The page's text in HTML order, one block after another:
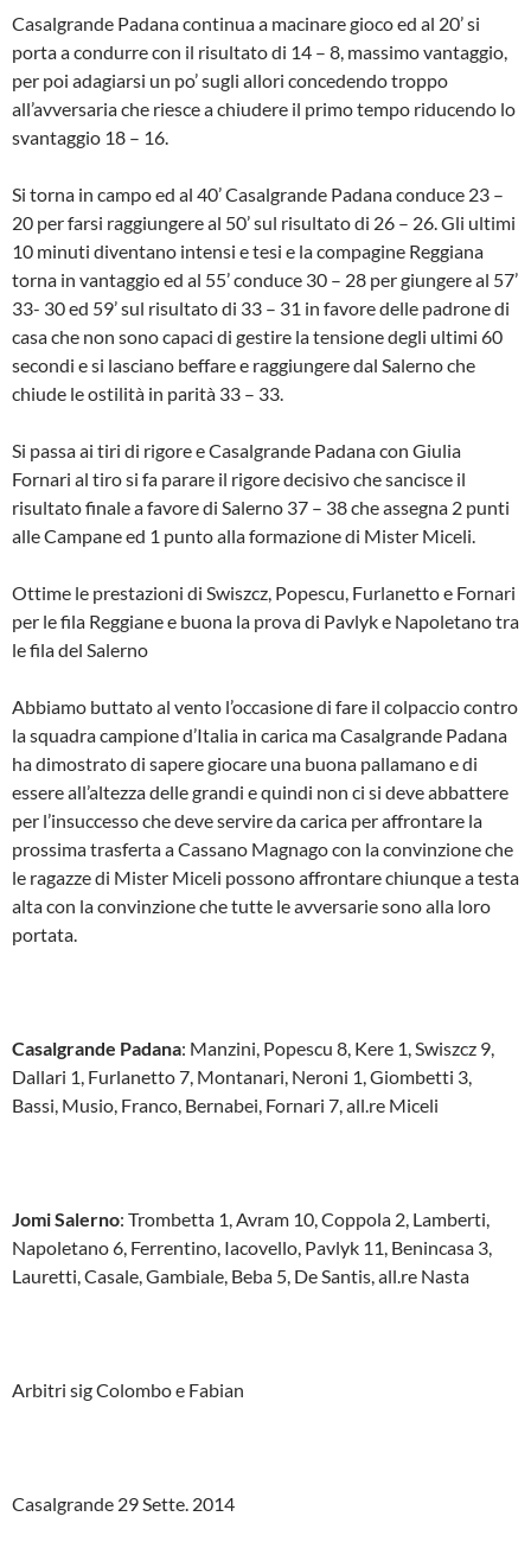
Casalgrande Padana continua a macinare gioco ed al 20’ si
porta a condurre con il risultato di 14 – 8, massimo vantaggio,
per poi adagiarsi un po’ sugli allori concedendo troppo
all’avversaria che riesce a chiudere il primo tempo riducendo lo
svantaggio 18 – 16.
Si torna in campo ed al 40’ Casalgrande Padana conduce 23 –
20 per farsi raggiungere al 50’ sul risultato di 26 – 26. Gli ultimi
10 minuti diventano intensi e tesi e la compagine Reggiana
torna in vantaggio ed al 55’ conduce 30 – 28 per giungere al 57’
33- 30 ed 59’ sul risultato di 33 – 31 in favore delle padrone di
casa che non sono capaci di gestire la tensione degli ultimi 60
secondi e si lasciano beffare e raggiungere dal Salerno che
chiude le ostilità in parità 33 – 33.
Si passa ai tiri di rigore e Casalgrande Padana con Giulia
Fornari al tiro si fa parare il rigore decisivo che sancisce il
risultato finale a favore di Salerno 37 – 38 che assegna 2 punti
alle Campane ed 1 punto alla formazione di Mister Miceli.
Ottime le prestazioni di Swiszcz, Popescu, Furlanetto e Fornari
per le fila Reggiane e buona la prova di Pavlyk e Napoletano tra
le fila del Salerno
Abbiamo buttato al vento l’occasione di fare il colpaccio contro
la squadra campione d’Italia in carica ma Casalgrande Padana
ha dimostrato di sapere giocare una buona pallamano e di
essere all’altezza delle grandi e quindi non ci si deve abbattere
per l’insuccesso che deve servire da carica per affrontare la
prossima trasferta a Cassano Magnago con la convinzione che
le ragazze di Mister Miceli possono affrontare chiunque a testa
alta con la convinzione che tutte le avversarie sono alla loro
portata.
Casalgrande Padana: Manzini, Popescu 8, Kere 1, Swiszcz 9,
Dallari 1, Furlanetto 7, Montanari, Neroni 1, Giombetti 3,
Bassi, Musio, Franco, Bernabei, Fornari 7, all.re Miceli
Jomi Salerno: Trombetta 1, Avram 10, Coppola 2, Lamberti,
Napoletano 6, Ferrentino, Iacovello, Pavlyk 11, Benincasa 3,
Lauretti, Casale, Gambiale, Beba 5, De Santis, all.re Nasta
Arbitri sig Colombo e Fabian
Casalgrande 29 Sette. 2014